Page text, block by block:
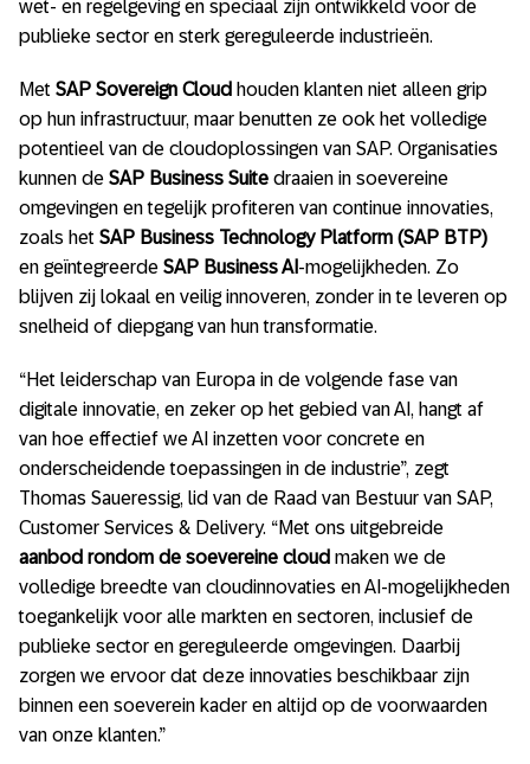
wet- en regelgeving en speciaal zijn ontwikkeld voor de
publieke sector en sterk gereguleerde industrieën.
Met SAP Sovereign Cloud houden klanten niet alleen grip
op hun infrastructuur, maar benutten ze ook het volledige
potentieel van de cloudoplossingen van SAP. Organisaties
kunnen de SAP Business Suite draaien in soevereine
omgevingen en tegelijk profiteren van continue innovaties,
zoals het SAP Business Technology Platform (SAP BTP)
en geïntegreerde SAP Business AI -mogelijkheden. Zo
blijven zij lokaal en veilig innoveren, zonder in te leveren op
snelheid of diepgang van hun transformatie.
“Het leiderschap van Europa in de volgende fase van
digitale innovatie, en zeker op het gebied van AI, hangt af
van hoe effectief we AI inzetten voor concrete en
onderscheidende toepassingen in de industrie”, zegt
Thomas Saueressig, lid van de Raad van Bestuur van SAP,
Customer Services & Delivery. “Met ons uitgebreide
aanbod rondom de soevereine cloud maken we de
volledige breedte van cloudinnovaties en AI-mogelijkheden
toegankelijk voor alle markten en sectoren, inclusief de
publieke sector en gereguleerde omgevingen. Daarbij
zorgen we ervoor dat deze innovaties beschikbaar zijn
binnen een soeverein kader en altijd op de voorwaarden
van onze klanten.”